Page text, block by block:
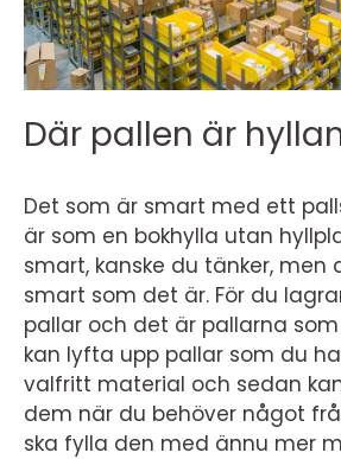
Där pallen är
Det som är smart med ett
är som en bokhylla utan
smart, kanske du tänker, men
smart som det är. För du
pallar och det är pallarna som
kan lyfta upp pallar som du
valfritt material och sedan
dem när du behöver något
ska fylla den med ännu mer